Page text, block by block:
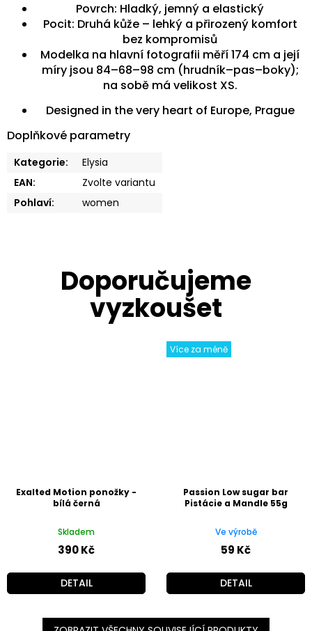
Exalted Motion ponožky -
bílá černá
Skladem
390 Kč
DETAIL
Více za méně
Passion Low sugar bar
Pistácie a Mandle 55g
Ve výrobě
59 Kč
DETAIL
Povrch: Hladký, jemný a elastický
Pocit: Druhá kůže – lehký a přirozený komfort
bez kompromisů
Modelka na hlavní fotografii měří 174 cm a její
míry jsou 84–68–98 cm (hrudník–pas–boky);
na sobě má velikost XS.
Designed in the very heart of Europe, Prague
Doplňkové parametry
Kategorie:
Elysia
EAN:
Zvolte variantu
Pohlaví: women